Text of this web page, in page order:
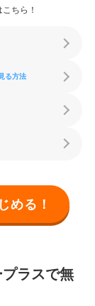
ちら！
る方法
める！
ラスで無